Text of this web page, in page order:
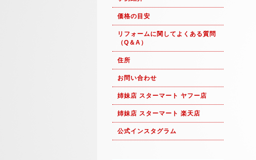
価格の目安
リフォームに関してよくある質問
（Q＆A）
住所
お問い合わせ
姉妹店 スターマート ヤフー店
姉妹店 スターマート 楽天店
公式インスタグラム